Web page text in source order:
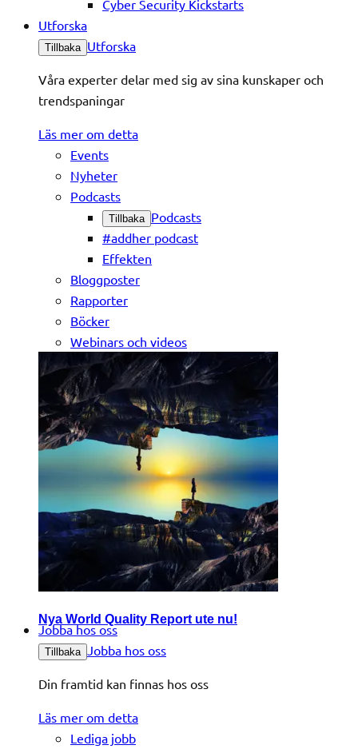
Cyber Security Kickstarts
Utforska
Tillbaka Utforska
Våra experter delar med sig av sina kunskaper och
trendspaningar
Läs mer om detta
Events
Nyheter
Podcasts
Tillbaka Podcasts
#addher podcast
Effekten
Bloggposter
Rapporter
Böcker
Webinars och videos
Nya World Quality Report ute nu!
Jobba hos oss
Tillbaka Jobba hos oss
Din framtid kan finnas hos oss
Läs mer om detta
Lediga jobb